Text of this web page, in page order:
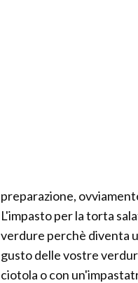
preparazione,
L'impasto per la torta
verdure perchè diventa
gusto delle vostre
ciotola o con